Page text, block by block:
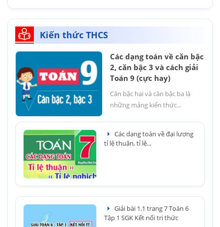
Kiến thức THCS
Các dạng toán về căn bậc
2, căn bậc 3 và cách giải
Toán 9 (cực hay)
Căn bậc hai và căn bậc ba là
những mảng kiến thức...
Các dạng toán về đại lượng
tỉ lệ thuận, tỉ lệ...
Giải bài 1.1 trang 7 Toán 6
Tập 1 SGK Kết nối tri thức